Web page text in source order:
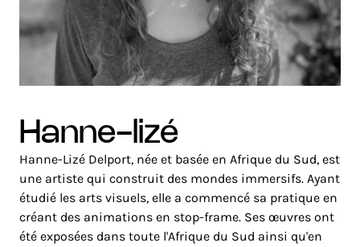
hanne-lizé
Hanne-Lizé Delport, née et basée en Afrique du Sud, est
une artiste qui construit des mondes immersifs. Ayant
étudié les arts visuels, elle a commencé sa pratique en
créant des animations en stop-frame. Ses œuvres ont
été exposées dans toute l'Afrique du Sud ainsi qu'en